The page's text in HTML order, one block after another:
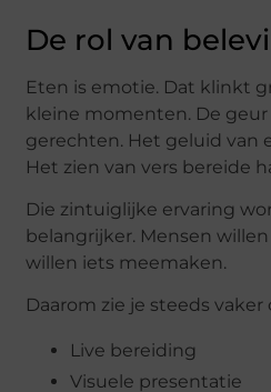
De rol van
Eten is emotie. Dat klinkt
kleine momenten. De geur
gerechten. Het geluid van
Het zien van vers bereide
Die zintuiglijke ervaring
belangrijker. Mensen
willen iets meemaken.
Daarom zie je steeds
Live bereiding
Visuele presentatie